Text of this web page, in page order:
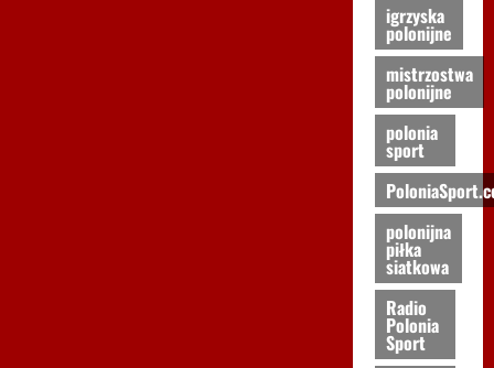
igrzyska
polonijne
mistrzostwa
polonijne
polonia
sport
polonijna
piłka
siatkowa
Radio
Polonia
Sport